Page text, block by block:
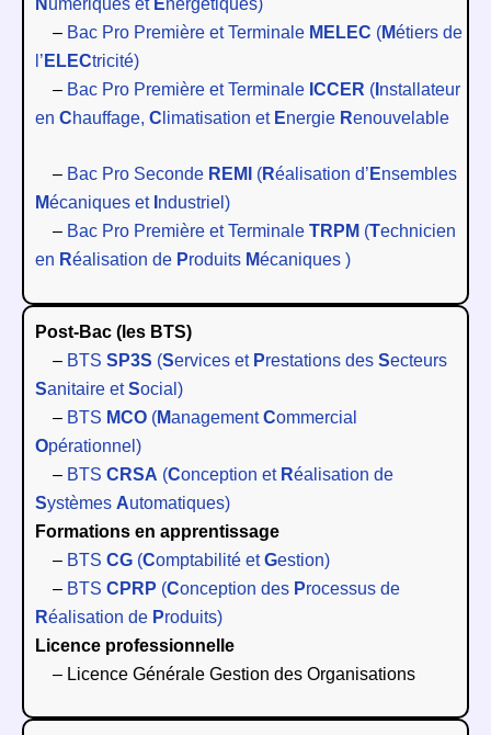
– Bac Pro Première et Terminale MELEC (Métiers de
l’ ELECtricité)
– Bac Pro Première et Terminale ICCER ( nstallateur
en Chauffage, C limatisation et Energie Renouvelable
– Bac Pro Seconde REMI (Réalisation d’ Ensembles
Mécaniques et ndustriel)
– Bac Pro Première et Terminale TRPM (Technicien
en Réalisation de Produits Mécaniques )
Post-Bac (les BTS)
– BTS SP3S (Services et Prestations des Secteurs
Sanitaire etSocial)
– BTS MCO (ManagementCommercial
Opérationnel)
– BTS CRSA (Conception et Réalisation de
Systèmes Automatiques)
Formations en apprentissage
– BTS CG (Comptabilité etGestion)
– BTS CPRP (Conception des Processus de
Réalisation de Produits)
Licence professionnelle
– Licence Générale Gestion des Organisations